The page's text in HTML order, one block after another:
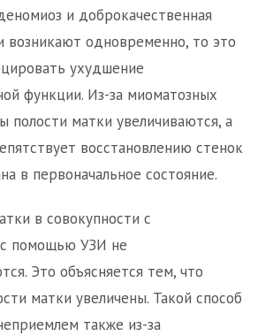
и доброкачественная
возникают одновременно, то это
ухудшение
функции. Из-за миоматозных
полости матки увеличиваются, а
восстановлению стенок
в первоначальное состояние.
в совокупности с
помощью УЗИ не
Это объясняется тем, что
матки увеличены. Такой способ
также из-за